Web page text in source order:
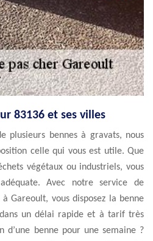
83136 et ses villes
plusieurs bennes à gravats, nous
celle qui vous est utile. Que
végétaux ou industriels, vous
Avec notre service de
Gareoult, vous disposez la benne
un délai rapide et à tarif très
d’une benne pour une semaine ?